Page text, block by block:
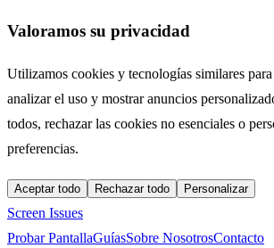
Valoramos su privacidad
Utilizamos cookies y tecnologías similares
analizar el uso y mostrar anuncios
todos, rechazar las cookies no esenciales o
preferencias.
Aceptar todo Rechazar todo Personalizar
Screen Issues
Probar PantallaGuíasSobre NosotrosContacto